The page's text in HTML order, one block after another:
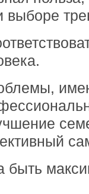
быть